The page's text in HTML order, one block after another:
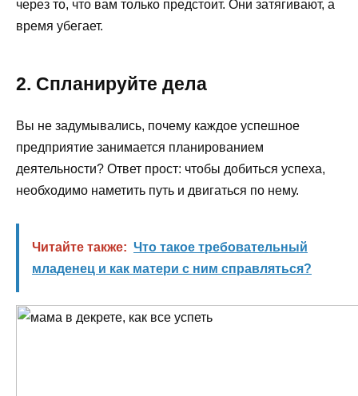
через то, что вам только предстоит. Они затягивают, а
время убегает.
2. Спланируйте дела
Вы не задумывались, почему каждое успешное
предприятие занимается планированием
деятельности? Ответ прост: чтобы добиться успеха,
необходимо наметить путь и двигаться по нему.
Читайте также: Что такое требовательный
младенец и как матери с ним справляться?